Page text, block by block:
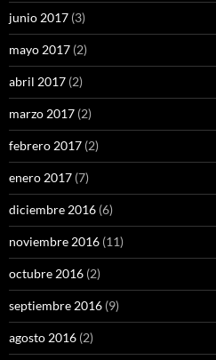
junio 2017 (3)
mayo 2017 (2)
abril 2017 (2)
marzo 2017 (2)
febrero 2017 (2)
enero 2017 (7)
diciembre 2016 (6)
noviembre 2016 (11)
octubre 2016 (2)
septiembre 2016 (9)
agosto 2016 (2)